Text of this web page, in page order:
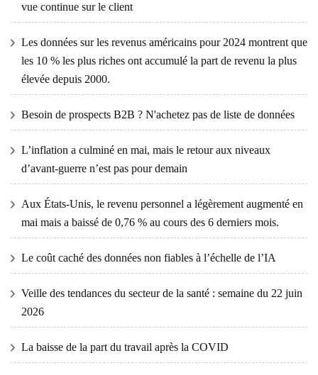
vue continue sur le client
Les données sur les revenus américains pour 2024 montrent que
les 10 % les plus riches ont accumulé la part de revenu la plus
élevée depuis 2000.
Besoin de prospects B2B ? N'achetez pas de liste de données
L’inflation a culminé en mai, mais le retour aux niveaux
d’avant-guerre n’est pas pour demain
Aux États-Unis, le revenu personnel a légèrement augmenté en
mai mais a baissé de 0,76 % au cours des 6 derniers mois.
Le coût caché des données non fiables à l’échelle de l’IA
Veille des tendances du secteur de la santé : semaine du 22 juin
2026
La baisse de la part du travail après la COVID